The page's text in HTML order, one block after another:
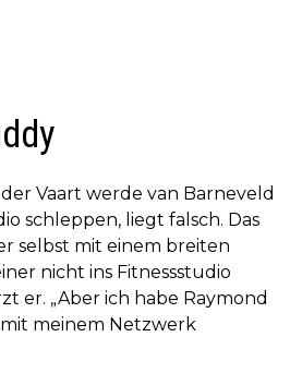
Vaart werde van Barneveld
schleppen, liegt falsch. Das
selbst mit einem breiten
nicht ins Fitnessstudio
er. „Aber ich habe Raymond
meinem Netzwerk